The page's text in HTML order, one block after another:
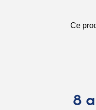
8